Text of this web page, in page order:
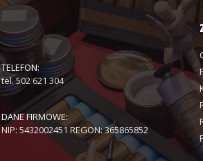
TELEFON:
tel. 502 621 304
DANE FIRMOWE:
NIP: 5432002451 REGON: 365865852